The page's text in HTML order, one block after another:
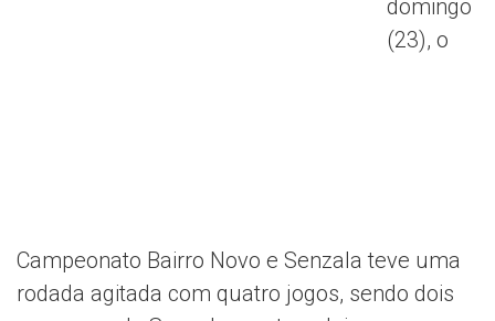
domingo
(23), o
Campeonato Bairro Novo e Senzala teve uma
rodada agitada com quatro jogos, sendo dois